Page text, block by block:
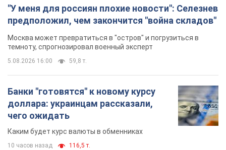
"У меня для россиян плохие новости": Селезнев
предположил, чем закончится "война складов"
Москва может превратиться в "остров" и погрузиться в
темноту, спрогнозировал военный эксперт
5.08.2026 16:00 59,8 т.
Банки "готовятся" к новому курсу
доллара: украинцам рассказали,
чего ожидать
Каким будет курс валюты в обменниках
10 часов назад 116,5 т.